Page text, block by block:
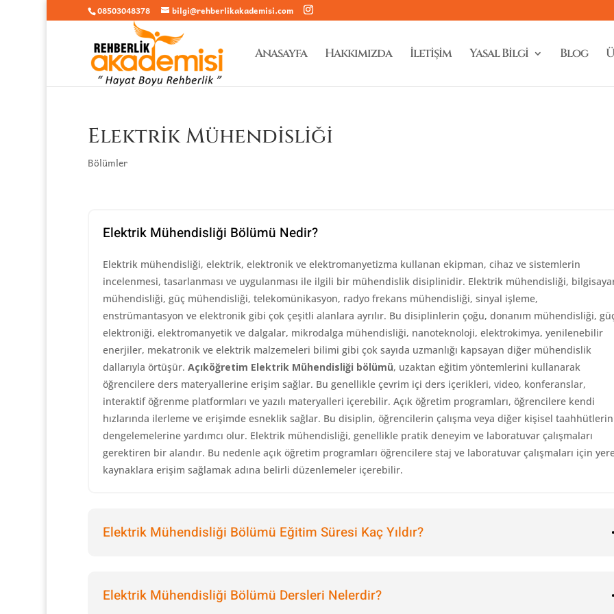
08503048378 bilgi@rehberlikakademisi.com
Anasayfa Hakkımızda İletişim Yasal Bilgi Blog
Elektrik Mühendisliği
Bölümler
Elektrik Mühendisliği Bölümü Nedir?
Elektrik mühendisliği, elektrik, elektronik ve elektromanyetizma kullanan ekipman, cihaz ve sistemlerin
incelenmesi, tasarlanması ve uygulanması ile ilgili bir mühendislik disiplinidir. Elektrik mühendisliği,
mühendisliği, güç mühendisliği, telekomünikasyon, radyo frekans mühendisliği, sinyal işleme,
enstrümantasyon ve elektronik gibi çok çeşitli alanlara ayrılır. Bu disiplinlerin çoğu, donanım mühendisliği,
elektroniği, elektromanyetik ve dalgalar, mikrodalga mühendisliği, nanoteknoloji, elektrokimya, yenilenebilir
enerjiler, mekatronik ve elektrik malzemeleri bilimi gibi çok sayıda uzmanlığı kapsayan diğer mühendislik
dallarıyla örtüşür.Açıköğretim Elektrik Mühendisliği bölümü, uzaktan eğitim yöntemlerini kullanarak
öğrencilere ders materyallerine erişim sağlar. Bu genellikle çevrim içi ders içerikleri, video, konferanslar,
interaktif öğrenme platformları ve yazılı materyalleri içerebilir. Açık öğretim programları, öğrencilere kendi
hızlarında ilerleme ve erişimde esneklik sağlar. Bu disiplin, öğrencilerin çalışma veya diğer kişisel
dengelemelerine yardımcı olur. Elektrik mühendisliği, genellikle pratik deneyim ve laboratuvar çalışmaları
gerektiren bir alandır. Bu nedenle açık öğretim programları öğrencilere staj ve laboratuvar çalışmaları için
kaynaklara erişim sağlamak adına belirli düzenlemeler içerebilir.
Elektrik Mühendisliği Bölümü Eğitim Süresi Kaç Yıldır?
Elektrik Mühendisliği Bölümü Dersleri Nelerdir?